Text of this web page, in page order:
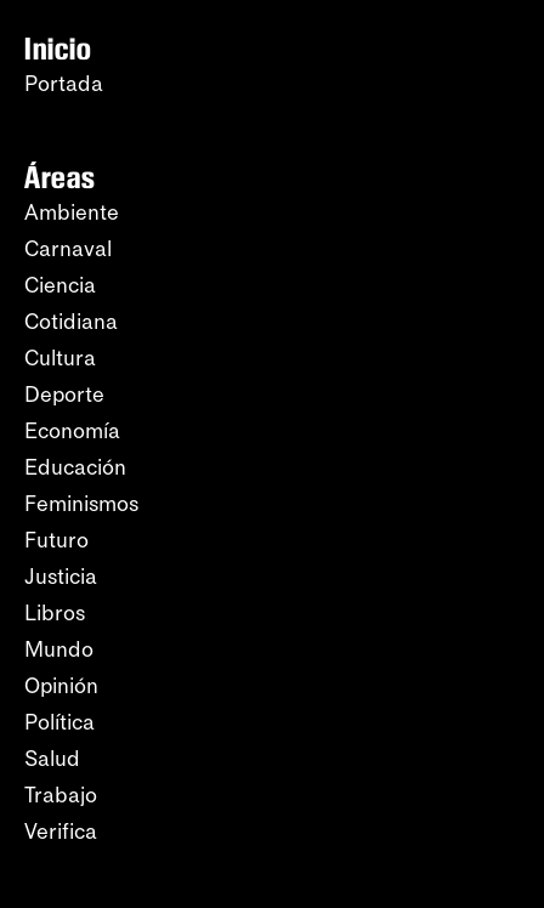
Inicio
Portada
Áreas
Ambiente
Carnaval
Ciencia
Cotidiana
Cultura
Deporte
Economía
Educación
Feminismos
Futuro
Justicia
Libros
Mundo
Opinión
Política
Salud
Trabajo
Verifica